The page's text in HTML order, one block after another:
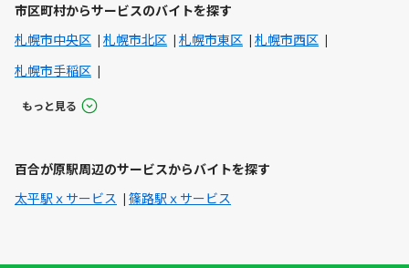
市区町村からサービスのバイトを探す
札幌市中央区
札幌市北区 札幌市東区
札幌市西区
札幌市手稲区
もっと見る
百合が原駅周辺のサービスからバイトを探す
太平駅ｘサービス
篠路駅ｘサービス